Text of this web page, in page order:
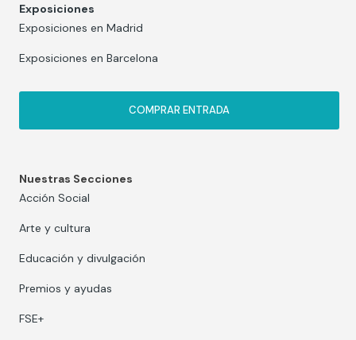
Exposiciones
Exposiciones en Madrid
Exposiciones en Barcelona
COMPRAR ENTRADA
Nuestras Secciones
Acción Social
Arte y cultura
Educación y divulgación
Premios y ayudas
FSE+